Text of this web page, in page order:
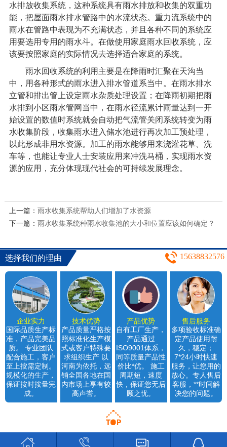
水排放收集系统，这种系统具有雨水排放和收集的双重功
能，把屋面雨水排水管路中的水流状态。重力流系统中的
雨水在管路中表现为不充满状态，并且各种不同的系统应
用要选用专用的雨水斗。在做使用家庭雨水回收系统，应
该要按照家庭的实际情况去选择适合家庭的系统。
雨水回收系统的利用主要是在降雨时汇聚在天沟当
中，用各种形式的雨水进入排水管道系当中。在雨水排水
立管和排出管上设定雨水杂质处理设置；在降雨初期把雨
水排到小区雨水管网当中，在雨水径流累计雨量达到一开
始设置的数值时系统就会自动把气流管关闭系统转变为雨
水收集阶段，收集雨水进入储水池进行再次加工预处理，
以此形成非用水资源。加工的雨水能够用来浇灌花草、洗
车等，也能让专业人士安装应用来冲洗马桶，实现雨水资
源的应用，充分体现现代社会的可持续发展理念。
上一篇： 雨水收集系统帮助人们增加了水资源
下一篇： 雨水收集系统种雨水收集池的大小和位置应该如何确定？
选择我们的理由 15638832576
企业实力
国际品质生产标
准，产品完美品
质。 专业团队
配合施工，客户
至上按需定制。
规模化的生产，
保证按时按量完
成。
技术优势
产品质量严格按
照标准化生产模
式或客户特殊要
求组织生产 以
河南为依托，远
销全国各地在国
内市场上享有较
高声誉。
产品优势
自有工厂生产，
产品通过
ISO9001体系，
同等质量产品性
价比*优。 施工
周期短，速度
快，保证您无后
顾之忧。
售后服务
多项验收标准确
定产品使用耐
久，稳定；
7*24小时快速
服务，让您用的
放心。专人售后
客服，**时间解
决您的问题。